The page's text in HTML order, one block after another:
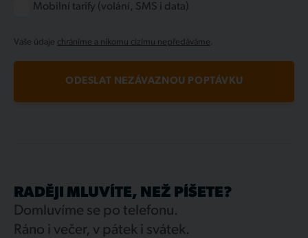
Mobilní tarify (volání, SMS i data)
Vaše údaje chráníme a nikomu cizímu nepředáváme.
ODESLAT NEZÁVAZNOU POPTÁVKU
RADĚJI MLUVÍTE, NEŽ PÍŠETE?
Domluvíme se po telefonu.
Ráno i večer, v pátek i svátek.